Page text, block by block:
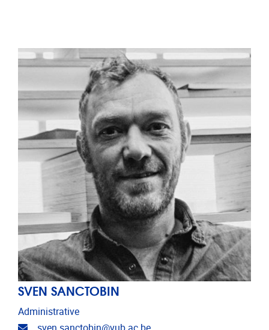
SVEN SANCTOBIN
Administrative
Email address